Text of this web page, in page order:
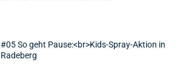
#05 So geht Pause:<br>Kids-Spray-Aktion in
Radeberg